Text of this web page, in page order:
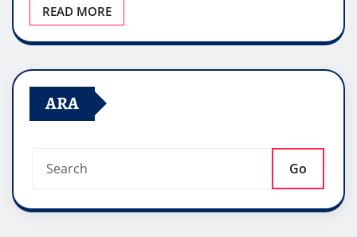
READ MORE
ARA
Go